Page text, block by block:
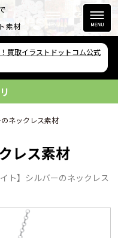
素材
方へ
ー
買取イラストドットコム公式
ネックレス素材
レス素材
ト】シルバーのネックレス